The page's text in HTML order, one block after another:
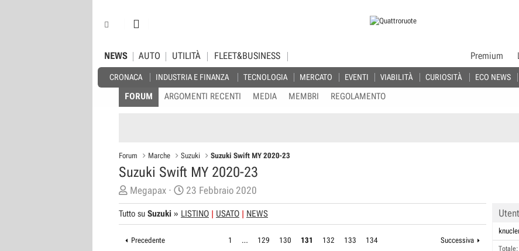
NEWS
CRONACA INDUSTRIA E FINANZA TECNOLOGIA MERCATO EVENTI VIABILITÀ CURIOSITÀ ECO NEWS
AUTO UTILITÀ FLEET&BUSINESS Premium
FORUM ARGOMENTI RECENTI MEDIA MEMBRI REGOLAMENTO
Forum Marche Suzuki Suzuki Swift MY 2020-23
Suzuki Swift MY 2020-23
C
r
e
t
Megapax
D
a
t
23 Febbraio 2020
Tutto su Suzuki » LISTINO USATO NEWS
Precedente 1 … 129 130 131 132 133 134 Successiva